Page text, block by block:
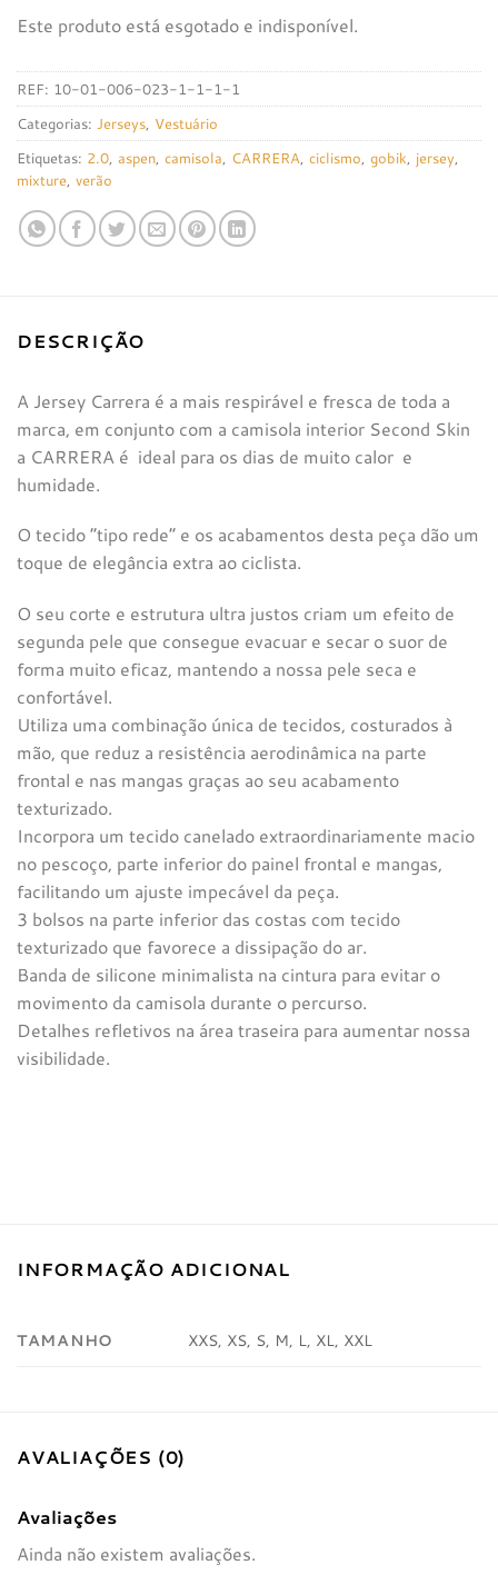
Este produto está esgotado e indisponível.
REF: 10-01-006-023-1-1-1-1
Categorias: Jerseys Vestuário
Etiquetas: 2.0 aspen camisola CARRERA ciclismo gobik jersey
mixture verão
DESCRIÇÃO
A Jersey Carrera é a mais respirável e fresca de toda a
marca, em conjunto com a camisola interior Second Skin
a CARRERA é ideal para os dias de muito calor e
humidade.
O tecido “tipo rede” e os acabamentos desta peça dão um
toque de elegância extra ao ciclista.
O seu corte e estrutura ultra justos criam um efeito de
segunda pele que consegue evacuar e secar o suor de
forma muito eficaz, mantendo a nossa pele seca e
confortável.
Utiliza uma combinação única de tecidos, costurados à
mão, que reduz a resistência aerodinâmica na parte
frontal e nas mangas graças ao seu acabamento
texturizado.
Incorpora um tecido canelado extraordinariamente macio
no pescoço, parte inferior do painel frontal e mangas,
facilitando um ajuste impecável da peça.
3 bolsos na parte inferior das costas com tecido
texturizado que favorece a dissipação do ar.
Banda de silicone minimalista na cintura para evitar o
movimento da camisola durante o percurso.
Detalhes refletivos na área traseira para aumentar nossa
visibilidade.
INFORMAÇÃO ADICIONAL
TAMANHO XXS, XS, S, M, L, XL, XXL
AVALIAÇÕES (0)
Avaliações
Ainda não existem avaliações.